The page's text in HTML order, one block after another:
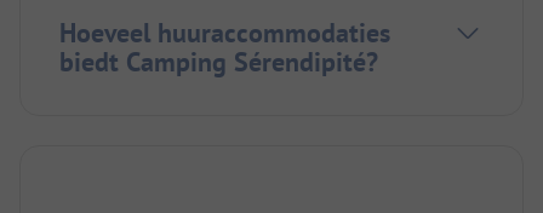
Hoeveel huuraccommodaties
biedt Camping Sérendipité?